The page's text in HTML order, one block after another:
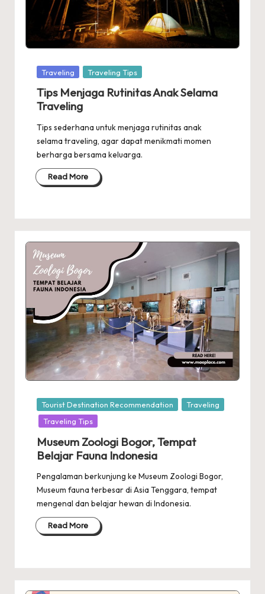
Posted
Traveling Traveling Tips
Tips Menjaga Rutinitas Anak Selama
Traveling
Tips sederhana untuk menjaga rutinitas anak
selama traveling, agar dapat menikmati momen
berharga bersama keluarga.
Read More
Posted
in
Tourist Destination Recommendation
Traveling
Traveling Tips
Museum Zoologi Bogor, Tempat
Belajar Fauna Indonesia
Pengalaman berkunjung ke Museum Zoologi Bogor,
Museum fauna terbesar di Asia Tenggara, tempat
mengenal dan belajar hewan di Indonesia.
Read More